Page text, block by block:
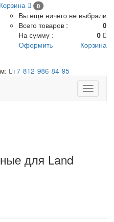
Корзина 0
Вы еще ничего не выбрали
Всего товаров :
0
На сумму :
0
Оформить
Корзина
+7-812-986-84-95
Toggle
для Land